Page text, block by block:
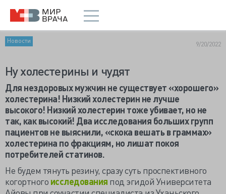
Новости 9/20/2022
Ну холестерины и чудят
Для нездоровых мужчин не существует «хорошего»
холестерина! Низкий холестерин не лучше
высокого! Низкий холестерин тоже убивает, но не
так, как высокий! Два исследования больших групп
пациентов не выяснили, «скока вешать в граммах»
холестерина по фракциям, но лишат покоя
потребителей статинов.
Не будем тянуть резину, сразу суть проспективного
когортного исследования под эгидой Университета